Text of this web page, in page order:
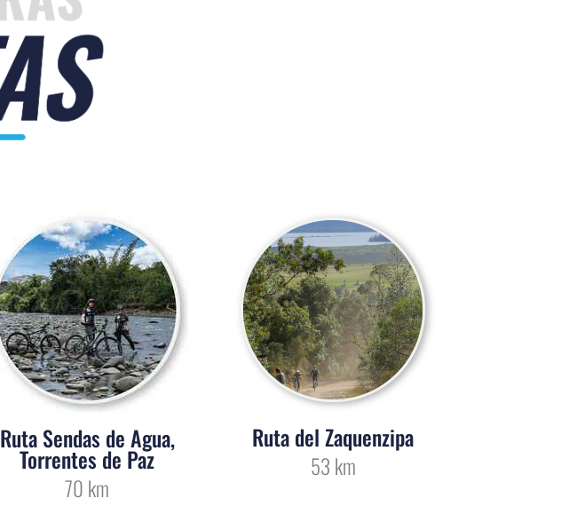
Ruta Sendas de Agua,
Torrentes de Paz
70 km
Ruta del Zaquenzipa
53 km